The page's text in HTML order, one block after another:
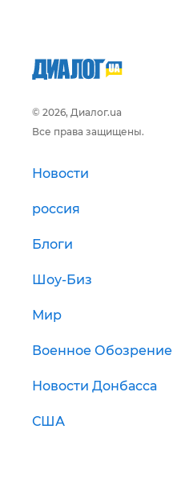
© 2026, Диалог.ua
Все права защищены.
Новости
россия
Блоги
Шоу-Биз
Мир
Военное Обозрение
Новости Донбасса
США